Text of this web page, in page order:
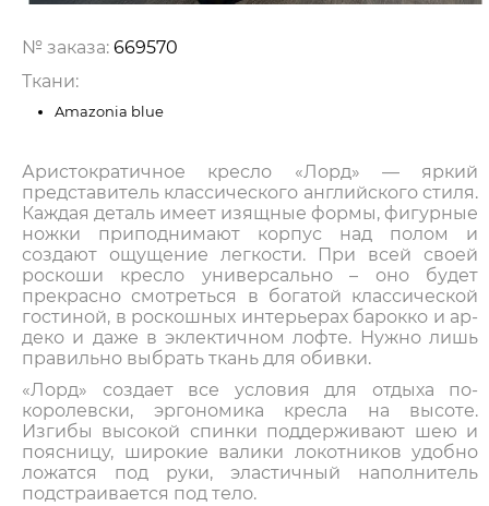
№ заказа: 669570
Ткани:
Amazonia blue
Аристократичное кресло «Лорд» — яркий
представитель классического английского стиля.
Каждая деталь имеет изящные формы, фигурные
ножки приподнимают корпус над полом и
создают ощущение легкости. При всей своей
роскоши кресло универсально – оно будет
прекрасно смотреться в богатой классической
гостиной, в роскошных интерьерах барокко и ар-
деко и даже в эклектичном лофте. Нужно лишь
правильно выбрать ткань для обивки.
«Лорд» создает все условия для отдыха по-
королевски, эргономика кресла на высоте.
Изгибы высокой спинки поддерживают шею и
поясницу, широкие валики локотников удобно
ложатся под руки, эластичный наполнитель
подстраивается под тело.